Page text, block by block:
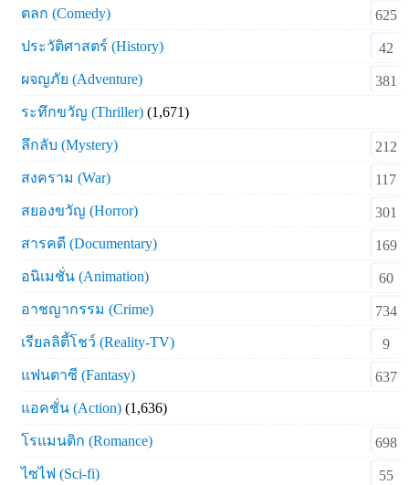
ตลก (Comedy)
625
ประวัติศาสตร์ (History)
42
ผจญภัย (Adventure)
381
ระทึกขวัญ (Thriller) (1,671)
ลึกลับ (Mystery)
212
สงคราม (War)
117
สยองขวัญ (Horror)
301
สารคดี (Documentary)
169
อนิเมชั่น (Animation)
60
อาชญากรรม (Crime)
734
เรียลลิตี้โชว์ (Reality-TV)
9
แฟนตาซี (Fantasy)
637
แอคชั่น (Action) (1,636)
โรแมนติก (Romance)
698
ไซไฟ (Sci-fi)
55